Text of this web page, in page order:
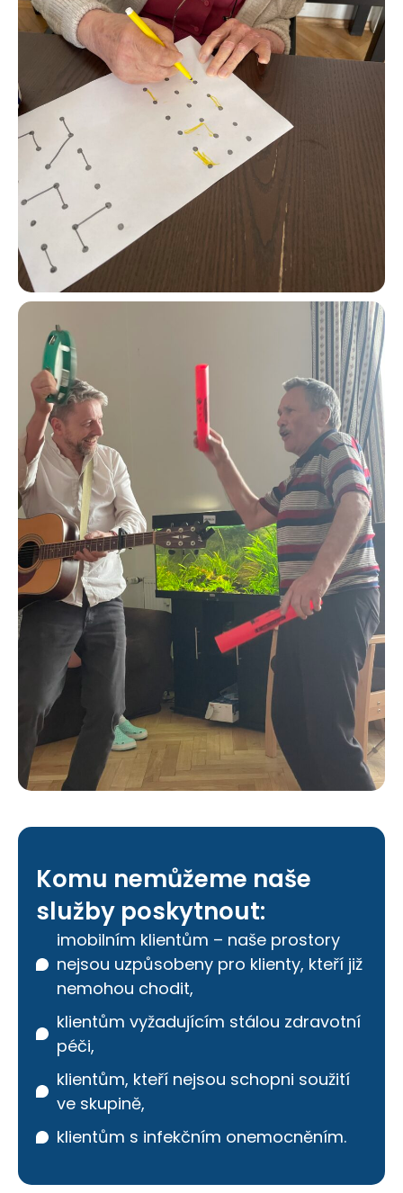
Komu nemůžeme naše
služby poskytnout:
imobilním klientům – naše prostory
nejsou uzpůsobeny pro klienty, kteří již
nemohou chodit,
klientům vyžadujícím stálou zdravotní
péči,
klientům, kteří nejsou schopni soužití
ve skupině,
klientům s infekčním onemocněním.